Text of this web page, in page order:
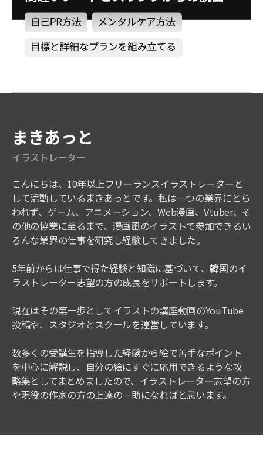
イラストレーター
まきあっと
こんにちは、10年以上フリーランスイラストレーターと
して活動しているまきあっとです。私は一つの業界にとら
われず、ゲーム、アニメーション、Web漫画、Vtuber、そ
の他の協業に至るまで、漫画風のイラストで参加できるい
ろんな業界の仕事を研究し経験してきました。
5年前からは仕事で得た経験と知識に基づいて、韓国のイ
ラストレーター志望の方の成長をサポートします。
現在はその第一歩としてイラストの講座動画のYouTube
投稿や、スタジオとスクールを運営しています。
数多くの受講生を指導した経験から絵で苦手なポイント
を中心に解説し、自分の絵にすぐに応用できるような攻
略集としてまとめましたので、イラストレーター志望の方
や現役の作家の方の上達の一助になればと思います。